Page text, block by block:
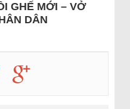
GHẾ MỚI – VỞ
DÂN